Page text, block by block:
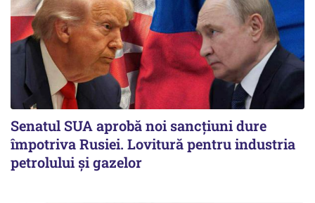
Senatul SUA aprobă noi sancțiuni dure
împotriva Rusiei. Lovitură pentru industria
petrolului și gazelor